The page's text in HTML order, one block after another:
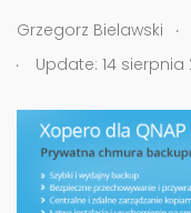
Grzegorz Bielawski .
.
Update: 14 sierpnia